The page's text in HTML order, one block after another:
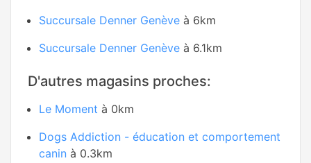
Succursale Denner Genève à 6km
Succursale Denner Genève à 6.1km
D'autres magasins proches:
Le Moment à 0km
Dogs Addiction - éducation et comportement
canin à 0.3km